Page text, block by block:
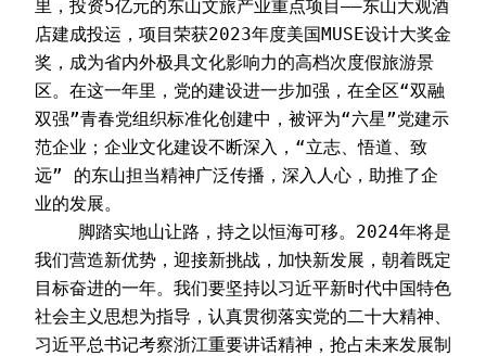
里，投资5亿元的东山文旅产业重点项目——东山大观酒
店建成投运，项目荣获2023年度美国MUSE设计大奖金
奖，成为省内外极具文化影响力的高档次度假旅游景
区。在这一年里，党的建设进一步加强，在全区“双融
双强”青春党组织标准化创建中，被评为“六星”党建示
范企业；企业文化建设不断深入，“立志、悟道、致
远” 的东山担当精神广泛传播，深入人心，助推了企
业的发展。
我们营造新优势，迎接新挑战，加快新发展，朝着既定
目标奋进的一年。我们要坚持以习近平新时代中国特色
社会主义思想为指导，认真贯彻落实党的二十大精神、
习近平总书记考察浙江重要讲话精神，抢占未来发展制